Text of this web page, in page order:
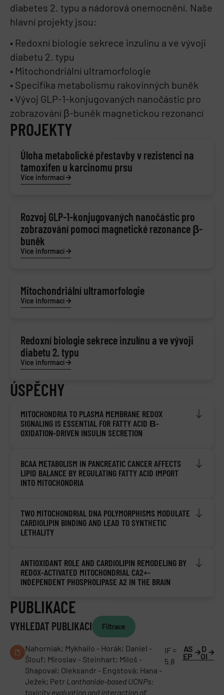
diabetes 2. typu a nádorová onemocnění. Naše
hlavní projekty jsou:
• Redoxní biologie sekrece inzulínu a ve vývoji
diabetu 2. typu
• Mitochondriální ultramorfologie
• Specifika metabolismu rakovinných buněk
• Vývoj GLP-1-konjugovaných nanočástic pro
zobrazování β-buněk magnetickou rezonancí
PROJEKTY
Úloha metabolické přestavby v rezistenci na
tamoxifen u karcinomu prsu
Více informací
Rozvoj GLP-1-konjugovaných nanočástic pro
zobrazování pomocí magnetické rezonance β-
buněk
Více informací
Mitochondriální ultramorfologie
Více informací
Redoxní biologie sekrece inzulínu a ve vývoji
diabetu 2. typu
Více informací
ÚSPĚCHY
MITOCHONDRIA TO PLASMA MEMBRANE REDOX
SIGNALING IS ESSENTIAL FOR FATTY ACID Β-
OXIDATION-DRIVEN INSULIN SECRETION
BCAA METABOLISM IN PANCREATIC CANCER AFFECTS
LIPID BALANCE BY REGULATING FATTY ACID IMPORT
INTO MITOCHONDRIA
TWO MITOCHONDRIAL DNA POLYMORPHISMS MODULATE
CARDIOLIPIN BINDING AND LEAD TO SYNTHETIC
LETHALITY
ANTIOXIDANT ROLE AND CARDIOLIPIN REMODELING BY
REDOX-ACTIVATED MITOCHONDRIAL CA2+-
INDEPENDENT PHOSPHOLIPASE A2 IN THE BRAIN
PUBLIKACE
VYHLEDAT PUBLIKACI Filtrace
Nahorniak; Mykhailo - Horák; Daniel -
Šlouf; Miroslav - Steinhart; Miloš -
Shapoval; Oleksandr - Engstová; Hana -
Ježek; Petr Lanthanide-based UCNPs:
toxicity evaluation and interaction of
IF =
5.8
AS
EP
D
OI